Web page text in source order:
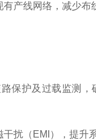
产线网络，减少布
保护及过载监测
扰（EMI），提升